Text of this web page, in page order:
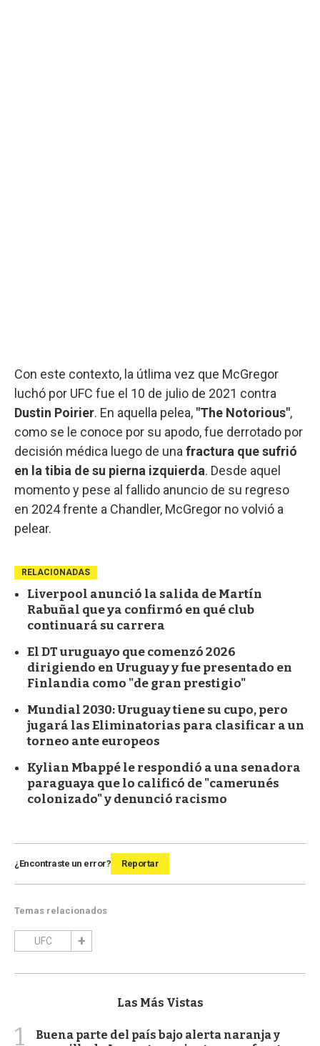
Con este contexto, la útlima vez que McGregor
luchó por UFC fue el 10 de julio de 2021 contra
Dustin Poirier. En aquella pelea, "The Notorious",
como se le conoce por su apodo, fue derrotado por
decisión médica luego de una fractura que sufrió
en la tibia de su pierna izquierda. Desde aquel
momento y pese al fallido anuncio de su regreso
en 2024 frente a Chandler, McGregor no volvió a
pelear.
RELACIONADAS
Liverpool anunció la salida de Martín
Rabuñal que ya confirmó en qué club
continuará su carrera
El DT uruguayo que comenzó 2026
dirigiendo en Uruguay y fue presentado en
Finlandia como "de gran prestigio"
Mundial 2030: Uruguay tiene su cupo, pero
jugará las Eliminatorias para clasificar a un
torneo ante europeos
Kylian Mbappé le respondió a una senadora
paraguaya que lo calificó de "camerunés
colonizado" y denunció racismo
¿Encontraste un error? Reportar
Temas relacionados
UFC
Las Más Vistas
1
Buena parte del país bajo alerta naranja y